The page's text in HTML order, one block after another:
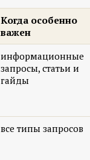
Когда особенно
важен
информационные
запросы, статьи и
гайды
все типы запросов